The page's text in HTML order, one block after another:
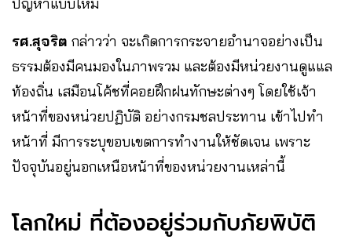
รศ.สุจริต กล่าวว่า จะเกิดการกระจายอำนาจอย่างเป็น
ธรรมต้องมีคนมองในภาพรวม และต้องมีหน่วยงานดูแแล
ท้องถิ่น เสมือนโค้ชที่คอยฝึกฝนทักษะต่างๆ โดยใช้เจ้า
หน้าที่ของหน่วยปฏิบัติ อย่างกรมชลประทาน เข้าไปทำ
หน้าที่ มีการระบุขอบเขตการทำงานให้ชัดเจน เพราะ
ปัจจุบันอยู่นอกเหนือหน้าที่ของหน่วยงานเหล่านี้
โลกใหม่ ที่ต้องอยู่ร่วมกับภัยพิบัติ